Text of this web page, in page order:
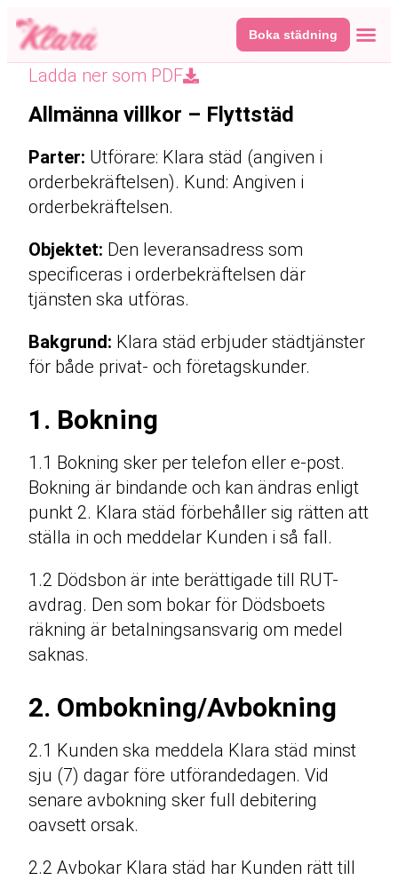
Boka städning
Ladda ner som PDF
Allmänna villkor – Flyttstäd
Parter: Utförare: Klara städ (angiven i
orderbekräftelsen). Kund: Angiven i
orderbekräftelsen.
Objektet: Den leveransadress som
specificeras i orderbekräftelsen där
tjänsten ska utföras.
Bakgrund: Klara städ erbjuder städtjänster
för både privat- och företagskunder.
1. Bokning
1.1 Bokning sker per telefon eller e-post.
Bokning är bindande och kan ändras enligt
punkt 2. Klara städ förbehåller sig rätten att
ställa in och meddelar Kunden i så fall.
1.2 Dödsbon är inte berättigade till RUT-
avdrag. Den som bokar för Dödsboets
räkning är betalningsansvarig om medel
saknas.
2. Ombokning/Avbokning
2.1 Kunden ska meddela Klara städ minst
sju (7) dagar före utförandedagen. Vid
senare avbokning sker full debitering
oavsett orsak.
2.2 Avbokar Klara städ har Kunden rätt till